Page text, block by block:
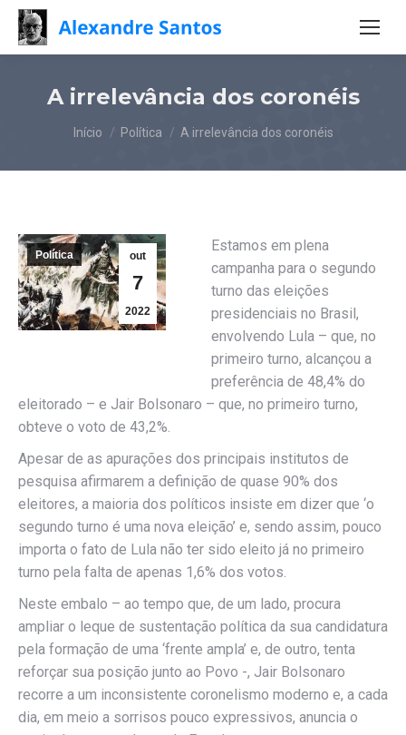
A irrelevância dos coronéis
Você está aqui:
Início Política A irrelevância dos coronéis
out
7
2022
Política
Estamos em plena
campanha para o segundo
turno das eleições
presidenciais no Brasil,
envolvendo Lula – que, no
primeiro turno, alcançou a
preferência de 48,4% do
eleitorado – e Jair Bolsonaro – que, no primeiro turno,
obteve o voto de 43,2%.
Apesar de as apurações dos principais institutos de
pesquisa afirmarem a definição de quase 90% dos
eleitores, a maioria dos políticos insiste em dizer que ‘o
segundo turno é uma nova eleição’ e, sendo assim, pouco
importa o fato de Lula não ter sido eleito já no primeiro
turno pela falta de apenas 1,6% dos votos.
Neste embalo – ao tempo que, de um lado, procura
ampliar o leque de sustentação política da sua candidatura
pela formação de uma ‘frente ampla’ e, de outro, tenta
reforçar sua posição junto ao Povo -, Jair Bolsonaro
recorre a um inconsistente coronelismo moderno e, a cada
dia, em meio a sorrisos pouco expressivos, anuncia o